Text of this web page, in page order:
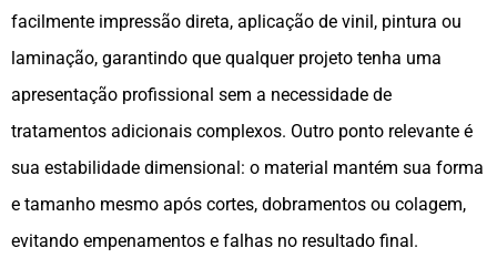
facilmente impressão direta, aplicação de vinil, pintura ou
laminação, garantindo que qualquer projeto tenha uma
apresentação profissional sem a necessidade de
tratamentos adicionais complexos. Outro ponto relevante é
sua estabilidade dimensional: o material mantém sua forma
e tamanho mesmo após cortes, dobramentos ou colagem,
evitando empenamentos e falhas no resultado final.